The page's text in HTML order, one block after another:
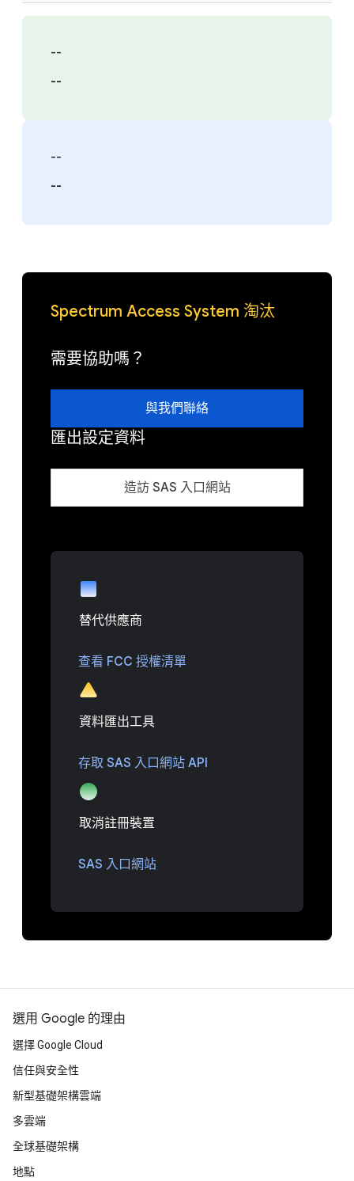
--
--
--
--
Spectrum Access System 淘汰
需要協助嗎？
與我們聯絡
匯出設定資料
造訪 SAS 入口網站
替代供應商
查看 FCC 授權清單
資料匯出工具
存取 SAS 入口網站 API
取消註冊裝置
SAS 入口網站
選用 Google 的理由
選擇 Google Cloud
信任與安全性
新型基礎架構雲端
多雲端
全球基礎架構
地點